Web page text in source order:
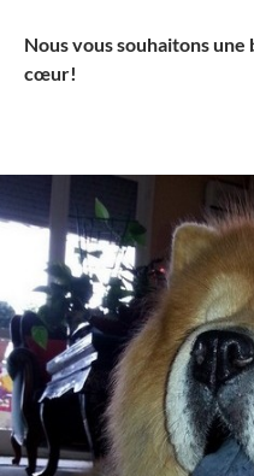
Nous vous souhaitons
cœur!